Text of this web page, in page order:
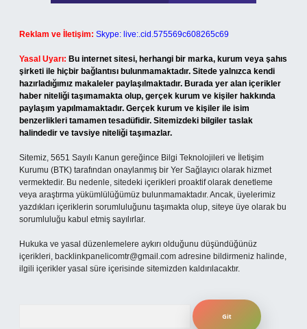
Reklam ve İletişim: Skype: live:.cid.575569c608265c69
Yasal Uyarı: Bu internet sitesi, herhangi bir marka, kurum veya şahıs
şirketi ile hiçbir bağlantısı bulunmamaktadır. Sitede yalnızca kendi
hazırladığımız makaleler paylaşılmaktadır. Burada yer alan içerikler
haber niteliği taşımamakta olup, gerçek kurum ve kişiler hakkında
paylaşım yapılmamaktadır. Gerçek kurum ve kişiler ile isim
benzerlikleri tamamen tesadüfidir. Sitemizdeki bilgiler taslak
halindedir ve tavsiye niteliği taşımazlar.
Sitemiz, 5651 Sayılı Kanun gereğince Bilgi Teknolojileri ve İletişim
Kurumu (BTK) tarafından onaylanmış bir Yer Sağlayıcı olarak hizmet
vermektedir. Bu nedenle, sitedeki içerikleri proaktif olarak denetleme
veya araştırma yükümlülüğümüz bulunmamaktadır. Ancak, üyelerimiz
yazdıkları içeriklerin sorumluluğunu taşımakta olup, siteye üye olarak bu
sorumluluğu kabul etmiş sayılırlar.
Hukuka ve yasal düzenlemelere aykırı olduğunu düşündüğünüz
içerikleri, backlinkpanelicomtr@gmail.com adresine bildirmeniz halinde,
ilgili içerikler yasal süre içerisinde sitemizden kaldırılacaktır.